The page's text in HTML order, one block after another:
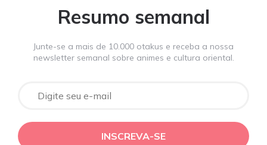
Resumo semanal
Junte-se a mais de 10.000 otakus e receba a nossa
newsletter semanal sobre animes e cultura oriental.